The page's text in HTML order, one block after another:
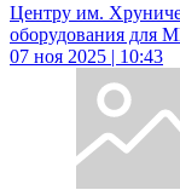
Центру им.
оборудования для
07 ноя 2025 | 10:43